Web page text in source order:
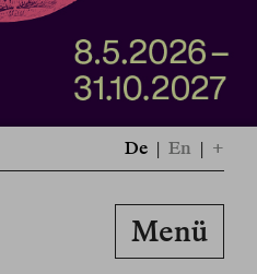
De | En | +
Menü